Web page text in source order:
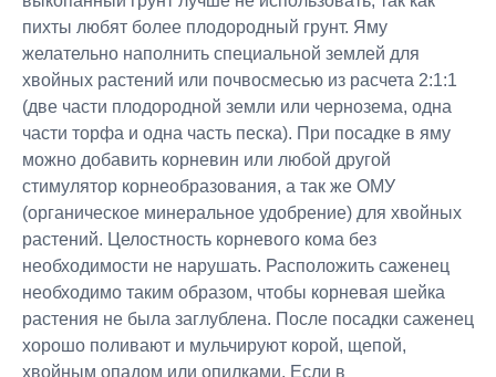
пихты любят более плодородный грунт. Яму
желательно наполнить специальной землей для
хвойных растений или почвосмесью из расчета 2:1:1
(две части плодородной земли или чернозема, одна
части торфа и одна часть песка). При посадке в яму
можно добавить корневин или любой другой
стимулятор корнеобразования, а так же ОМУ
(органическое минеральное удобрение) для хвойных
растений. Целостность корневого кома без
необходимости не нарушать. Расположить саженец
необходимо таким образом, чтобы корневая шейка
растения не была заглублена. После посадки саженец
хорошо поливают и мульчируют корой, щепой,
хвойным опадом или опилками. Если в